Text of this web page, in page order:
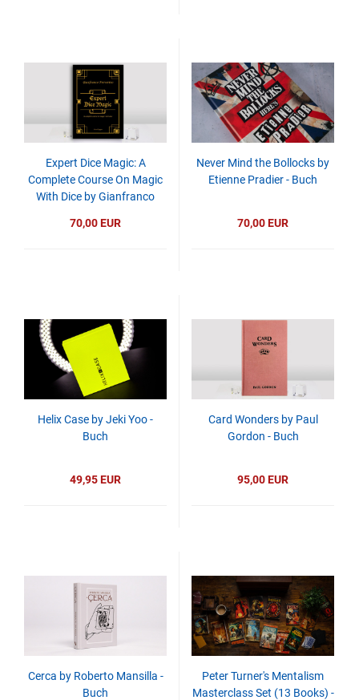
Expert Dice Magic: A
Complete Course On Magic
With Dice by Gianfranco
70,00 EUR
Never Mind the Bollocks by
Etienne Pradier - Buch
70,00 EUR
Helix Case by Jeki Yoo -
Buch
49,95 EUR
Card Wonders by Paul
Gordon - Buch
95,00 EUR
Cerca by Roberto Mansilla -
Buch
Peter Turner's Mentalism
Masterclass Set (13 Books) -